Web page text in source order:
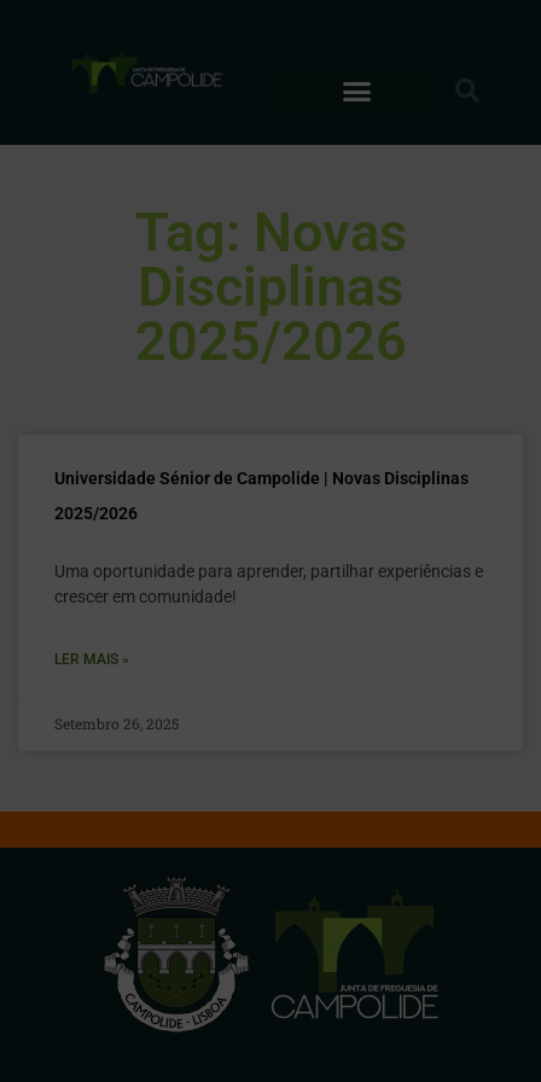
Tag: Novas
Disciplinas
2025/2026
Universidade Sénior de Campolide | Novas Disciplinas
2025/2026
Uma oportunidade para aprender, partilhar experiências e
crescer em comunidade!
LER MAIS »
Setembro 26, 2025